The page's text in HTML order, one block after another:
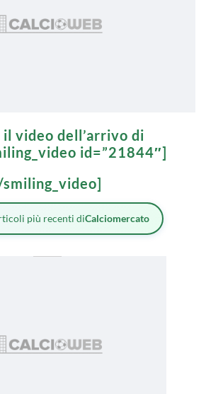
il video dell’arrivo di
id=”21844″]
più recenti diCalciomercato